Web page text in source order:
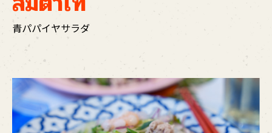
青パパイヤサラダ